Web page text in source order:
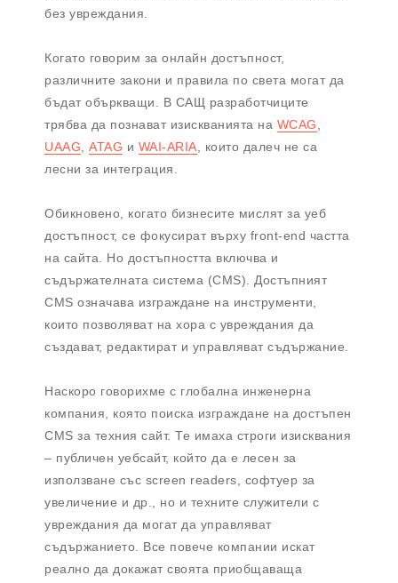
без увреждания.
Когато говорим за онлайн достъпност,
различните закони и правила по света могат да
бъдат объркващи. В САЩ разработчиците
трябва да познават изискванията на WCAG
UAAG
ATAG и WAI-ARIA , които далеч не са
лесни за интеграция.
Обикновено, когато бизнесите мислят за уеб
достъпност, се фокусират върху front-end частта
на сайта. Но достъпността включва и
съдържателната система (CMS). Достъпният
CMS означава изграждане на инструменти,
които позволяват на хора с увреждания да
създават, редактират и управляват съдържание.
Наскоро говорихме с глобална инженерна
компания, която поиска изграждане на достъпен
CMS за техния сайт. Те имаха строги изисквания
– публичен уебсайт, който да е лесен за
използване със screen readers, софтуер за
увеличение и др., но и техните служители с
увреждания да могат да управляват
съдържанието. Все повече компании искат
реално да докажат своята приобщаваща